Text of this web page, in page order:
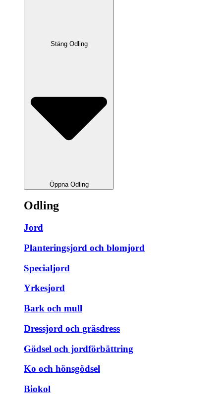
Stäng Odling
Öppna Odling
Odling
Jord
Planteringsjord och blomjord
Specialjord
Yrkesjord
Bark och mull
Dressjord och gräsdress
Gödsel och jordförbättring
Ko och hönsgödsel
Biokol